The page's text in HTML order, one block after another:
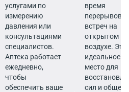
услугами по
измерению
давления или
консультациями
специалистов.
Аптека работает
ежедневно,
чтобы
обеспечить ваше
время
перерывов
встреч на
открытом
воздухе. Это
идеальное
место для
сил и